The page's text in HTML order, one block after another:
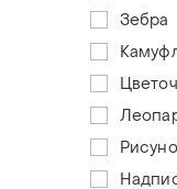
Зебра